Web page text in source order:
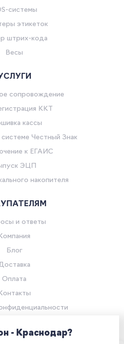
системы
этикеток
штрих-кода
Весы
сопровождение
ККТ
кассы
системе Честный Знак
к ЕГАИС
ЭЦП
накопителя
и ответы
Компания
Блог
Оплата
Контакты
- Краснодар?